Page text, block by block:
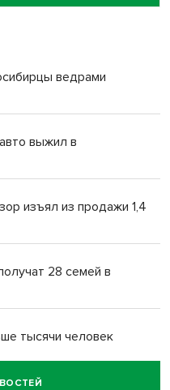
ведрами
выжил в
изъял из продажи 1,4
28 семей в
тысячи человек